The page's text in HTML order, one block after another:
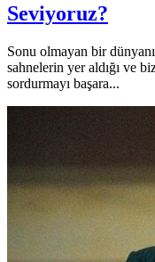
Seviyoruz?
Sonu olmayan bir
sahnelerin yer aldığı ve
sordurmayı başara...